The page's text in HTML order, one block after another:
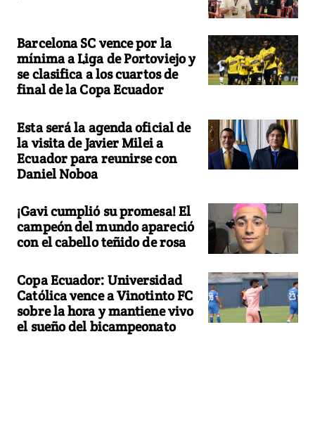
Barcelona SC vence por la
mínima a Liga de Portoviejo y
se clasifica a los cuartos de
final de la Copa Ecuador
Esta será la agenda oficial de
la visita de Javier Milei a
Ecuador para reunirse con
Daniel Noboa
¡Gavi cumplió su promesa! El
campeón del mundo apareció
con el cabello teñido de rosa
Copa Ecuador: Universidad
Católica vence a Vinotinto FC
sobre la hora y mantiene vivo
el sueño del bicampeonato